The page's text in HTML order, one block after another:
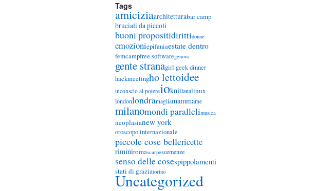
Tags
amiciziaarchitetturabar camp
bruciali da piccoli
buoni propositidirittidonne
emozioniepifaniaestate dentro
femcampfree softwaregenova
gente stranagirl geek dinner
hackmeetingho lettoidee
inconscio al potereioknitlanalinux
londonlondramagliamammame
milanomondi parallelimusica
neoplasianew york
oroscopo internazionale
piccole cose bellericette
riminiromascarpescemenze
senso delle cosespippolamenti
stati di graziatorino
Uncategorized